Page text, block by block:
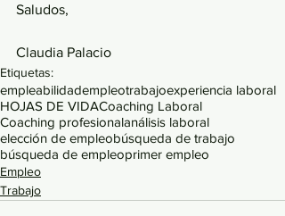
Saludos,
Claudia Palacio
Etiquetas:
empleabilidadempleotrabajoexperiencia laboral
HOJAS DE VIDACoaching Laboral
Coaching profesionalanálisis laboral
elección de empleobúsqueda de trabajo
búsqueda de empleoprimer empleo
Empleo
Trabajo